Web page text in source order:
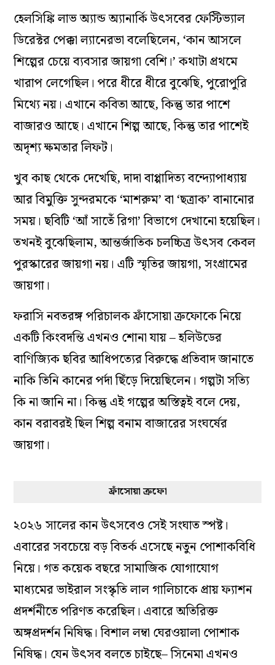
হেলসিঙ্কি লাভ অ্যান্ড অ্যানার্কি উৎসবের ফেস্টিভ্যাল
ডিরেক্টর পেক্কা ল্যানেরভা বলেছিলেন, ‘কান আসলে
শিল্পের চেয়ে ব্যবসার জায়গা বেশি।’ কথাটা প্রথমে
খারাপ লেগেছিল। পরে ধীরে ধীরে বুঝেছি, পুরোপুরি
মিথ্যে নয়। এখানে কবিতা আছে, কিন্তু তার পাশে
বাজারও আছে। এখানে শিল্প আছে, কিন্তু তার পাশেই
অদৃশ্য ক্ষমতার লিফট।
খুব কাছ থেকে দেখেছি, দাদা বাপ্পাদিত্য বন্দ্যোপাধ্যায়
আর বিমুক্তি সুন্দরমকে ‘মাশরুম’ বা ‘ছত্রাক’ বানানোর
সময়। ছবিটি ‘আঁ সার্তেঁ রিগা’ বিভাগে দেখানো হয়েছিল।
তখনই বুঝেছিলাম, আন্তর্জাতিক চলচ্চিত্র উৎসব কেবল
পুরস্কারের জায়গা নয়। এটি স্মৃতির জায়গা, সংগ্রামের
জায়গা।
ফরাসি নবতরঙ্গ পরিচালক ফ্রাঁসোয়া ত্রুফোকে নিয়ে
একটি কিংবদন্তি এখনও শোনা যায় – হলিউডের
বাণিজ্যিক ছবির আধিপত্যের বিরুদ্ধে প্রতিবাদ জানাতে
নাকি তিনি কানের পর্দা ছিঁড়ে দিয়েছিলেন। গল্পটা সত্যি
কি না জানি না। কিন্তু এই গল্পের অস্তিত্বই বলে দেয়,
কান বরাবরই ছিল শিল্প বনাম বাজারের সংঘর্ষের
জায়গা।
ফ্রাঁসোয়া ত্রুফো
২০২৬ সালের কান উৎসবেও সেই সংঘাত স্পষ্ট।
এবারের সবচেয়ে বড় বিতর্ক এসেছে নতুন পোশাকবিধি
নিয়ে। গত কয়েক বছরে সামাজিক যোগাযোগ
মাধ্যমের ভাইরাল সংস্কৃতি লাল গালিচাকে প্রায় ফ্যাশন
প্রদর্শনীতে পরিণত করেছিল। এবারে অতিরিক্ত
অঙ্গপ্রদর্শন নিষিদ্ধ। বিশাল লম্বা ঘেরওয়ালা পোশাক
নিষিদ্ধ। যেন উৎসব বলতে চাইছে– সিনেমা এখনও